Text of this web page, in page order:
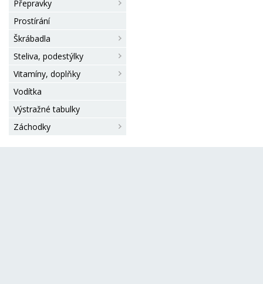
Přepravky
Prostírání
Škrábadla
Steliva, podestýlky
Vitamíny, doplňky
Vodítka
Výstražné tabulky
Záchodky